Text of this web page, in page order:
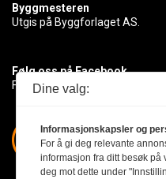
Byggmesteren
Utgis på Byggforlaget AS.
Følg oss på Facebook
Få med deg det siste innen
Dine valg:
Informasjonskapsler og
For å gi deg relevante
informasjon fra ditt besøk på
deg mot dette under